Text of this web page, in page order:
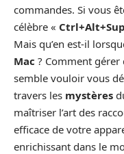
commandes. Si vous
célèbre «
Mais qu’en est-il
Mac ? Comment
semble vouloir vous
travers les mystères
maîtriser l’art des
efficace de votre
enrichissant dans le